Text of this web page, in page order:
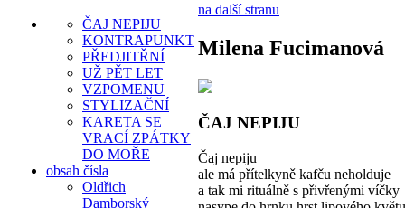
ČAJ NEPIJU
KONTRAPUNKT
PŘEDJITŘNÍ
UŽ PĚT LET
VZPOMENU
STYLIZAČNÍ
KARETA SE
VRACÍ ZPÁTKY
DO MOŘE
obsah čísla
Oldřich
Damborský
na další stranu
Milena Fucimanová
ČAJ NEPIJU
Čaj nepiju
ale má přítelkyně kafču neholduje
a tak mi rituálně s přivřenými víčky